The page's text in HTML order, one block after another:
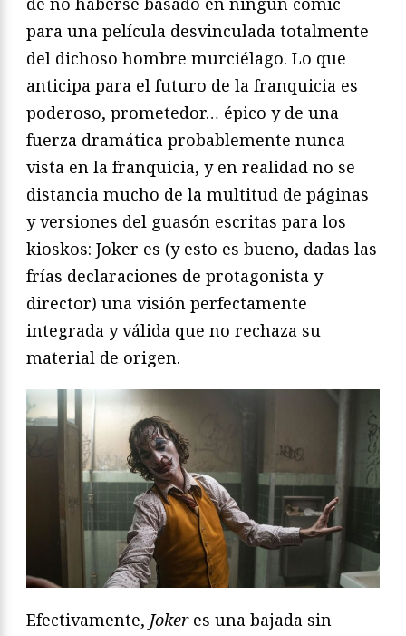
para una película desvinculada totalmente
del dichoso hombre murciélago. Lo que
anticipa para el futuro de la franquicia es
poderoso, prometedor… épico y de una
fuerza dramática probablemente nunca
vista en la franquicia, y en realidad no se
distancia mucho de la multitud de páginas
y versiones del guasón escritas para los
kioskos: Joker es (y esto es bueno, dadas las
frías declaraciones de protagonista y
director) una visión perfectamente
integrada y válida que no rechaza su
material de origen.
Efectivamente, Jokeres una bajada sin